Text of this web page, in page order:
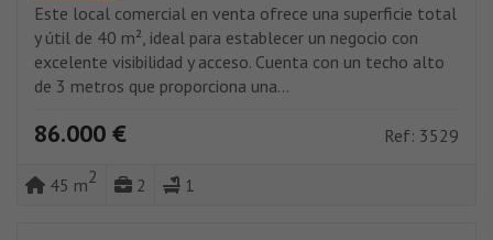
Este local comercial en venta ofrece una superficie total
y útil de 40 m², ideal para establecer un negocio con
excelente visibilidad y acceso. Cuenta con un techo alto
de 3 metros que proporciona una...
86.000 € Ref: 3529
45 m2 2 1